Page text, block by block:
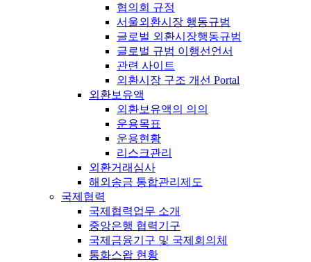
협의회 규정
서울외환시장 행동규범
글로벌 외환시장행동규범
글로벌 규범 이행선언서
관련 사이트
외환시장 구조 개선 Portal
외환보유액
외환보유액의 의의
운용목표
운용현황
리스크관리
외환거래심사
해외송금 통합관리제도
국제협력
국제협력업무 소개
중앙은행 협력기구
국제금융기구 및 국제회의체
통화스왑 현황